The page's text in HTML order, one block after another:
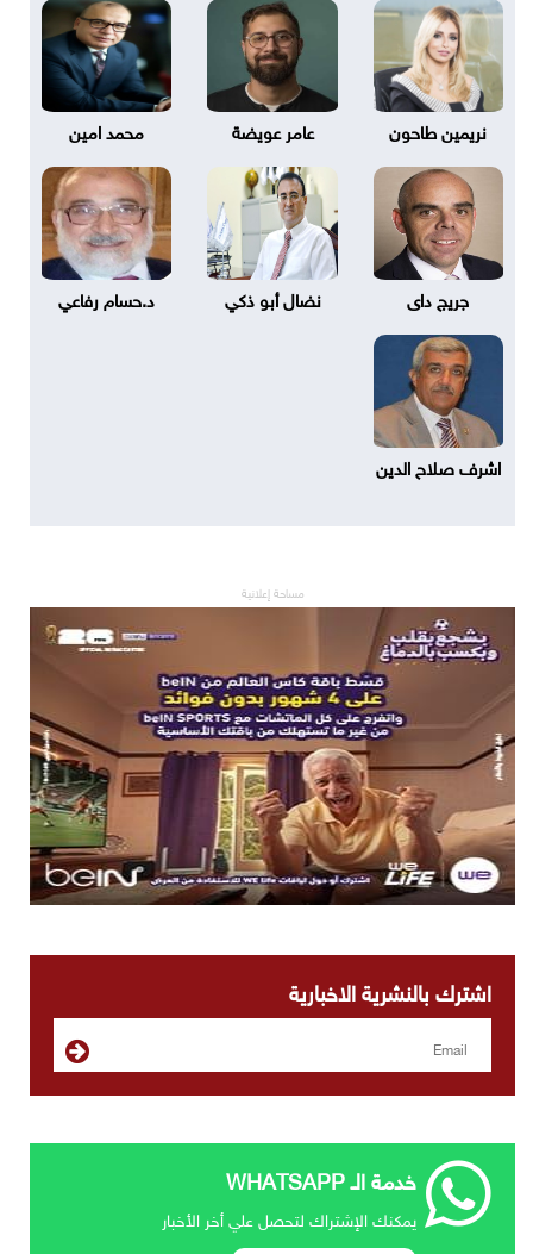
نريمين طاحون عامر عويضة محمد امين
جريج داى نضال أبو ذكي د.حسام رفاعي
اشرف صلاح الدين
مساحة إعلانية
اشترك بالنشرية الاخبارية
خدمة الـ WHATSAPP
يمكنك الإشتراك لتحصل علي أخر الأخبار